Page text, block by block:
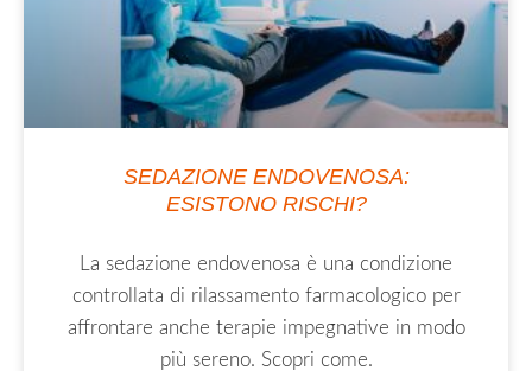
SEDAZIONE ENDOVENOSA:
ESISTONO RISCHI?
La sedazione endovenosa è una condizione
controllata di rilassamento farmacologico per
affrontare anche terapie impegnative in modo
più sereno. Scopri come.